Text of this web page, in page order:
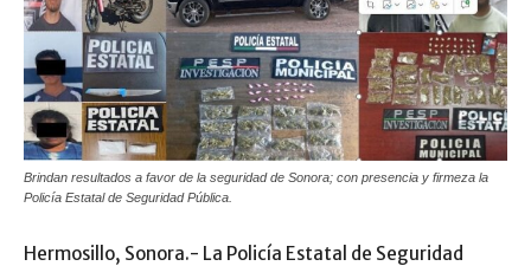
Brindan resultados a favor de la seguridad de Sonora; con presencia y firmeza la
Policía Estatal de Seguridad Pública.
Hermosillo, Sonora.- La Policía Estatal de Seguridad